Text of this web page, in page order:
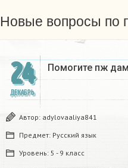
Новые вопросы по
24
ДЕКАБРЬ
Помогите пж дам
Автор: adylovaaliya841
Предмет: Русский язык
Уровень: 5 - 9 класс